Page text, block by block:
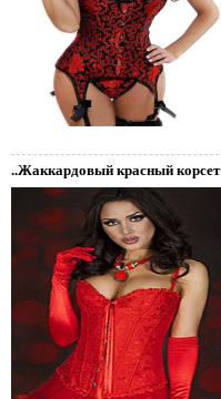
..Жаккардовый красный корсет